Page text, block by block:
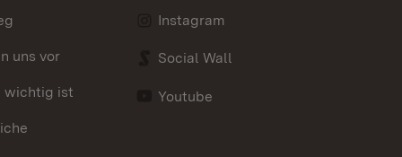
uns vor
wichtig ist
Instagram
Social Wall
Youtube